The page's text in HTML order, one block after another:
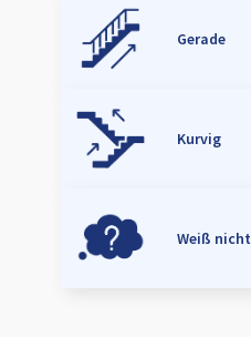
Gerade
Kurvig
Weiß nicht